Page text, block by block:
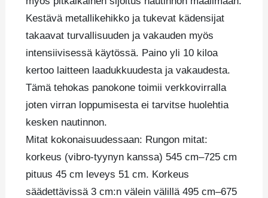
Kestävä metallikehikko ja tukevat kädensijat
takaavat turvallisuuden ja vakauden myös
intensiivisessä käytössä. Paino yli 10 kiloa
kertoo laitteen laadukkuudesta ja vakaudesta.
Tämä tehokas panokone toimii verkkovirralla
joten virran loppumisesta ei tarvitse huolehtia
kesken nautinnon.
Mitat kokonaisuudessaan: Rungon mitat:
korkeus (vibro-tyynyn kanssa) 545 cm–725 cm
pituus 45 cm leveys 51 cm. Korkeus
säädettävissä 3 cm:n välein välillä 495 cm–675